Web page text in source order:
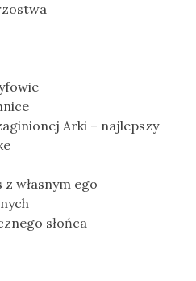
Arki – najlepszy
własnym ego
słońca